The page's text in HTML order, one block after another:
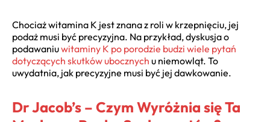
Chociaż witamina K jest znana z roli w krzepnięciu, jej
podaż musi być precyzyjna. Na przykład, dyskusja o
podawaniuwitaminy K po porodzie budzi wiele pytań
dotyczących skutków ubocznych u niemowląt. To
uwydatnia, jak precyzyjne musi być jej dawkowanie.
Dr Jacob’s – Czym Wyróżnia się Ta